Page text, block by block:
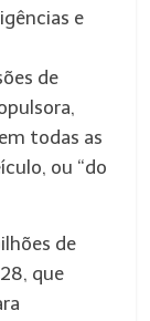
e
de
todas as
ou “do
de
que